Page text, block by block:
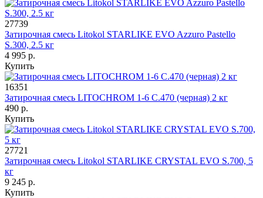
27739
Затирочная смесь Litokol STARLIKE EVO Azzuro Pastello
S.300, 2.5 кг
4 995 р.
Купить
16351
Затирочная смесь LITOCHROM 1-6 С.470 (черная) 2 кг
490 р.
Купить
27721
Затирочная смесь Litokol STARLIKE CRYSTAL EVO S.700, 5
кг
9 245 р.
Купить